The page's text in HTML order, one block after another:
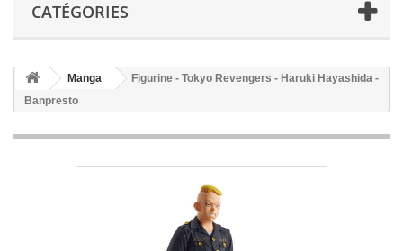
CATÉGORIES
Manga
Figurine - Tokyo Revengers - Haruki Hayashida -
Banpresto